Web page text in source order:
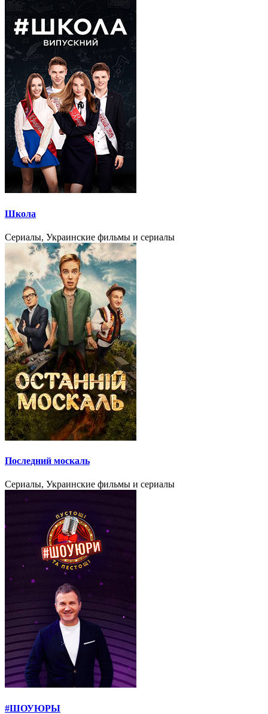
Школа
Сериалы, Украинские фильмы и сериалы
Последний москаль
Сериалы, Украинские фильмы и сериалы
#ШОУЮРЫ